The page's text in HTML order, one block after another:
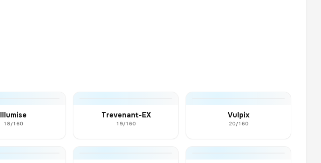
Illumise
18/160
Trevenant-EX
19/160
Vulpix
20/160